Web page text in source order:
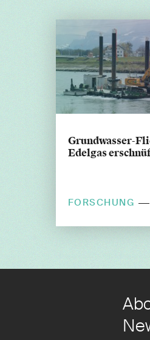
Grundwasser-
Edelgas
FORSCHUNG